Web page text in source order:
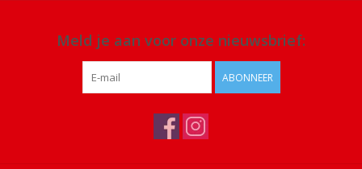
Meld je aan voor onze nieuwsbrief:
ABONNEER